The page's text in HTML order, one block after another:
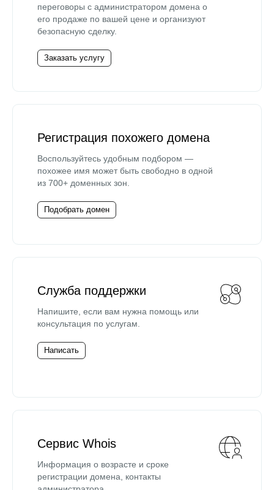
переговоры с администратором домена о
его продаже по вашей цене и организуют
безопасную сделку.
Заказать услугу
Регистрация похожего домена
Воспользуйтесь удобным подбором —
похожее имя может быть свободно в одной
из 700+ доменных зон.
Подобрать домен
Служба поддержки
Напишите, если вам нужна помощь или
консультация по услугам.
Написать
Сервис Whois
Информация о возрасте и сроке
регистрации домена, контакты